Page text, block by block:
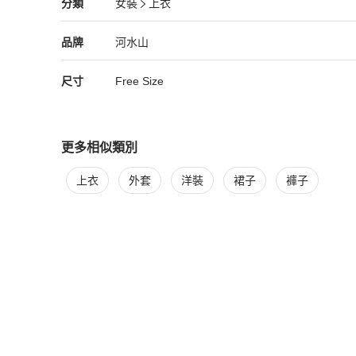
分類 女裝
上衣
女裝/上衣推薦
品牌
精品女裝 品牌介紹
河水山
尺寸 Free Size
更多相似類別
更多 女裝 相似商品推薦
上衣 外套 洋裝 裙子 褲子